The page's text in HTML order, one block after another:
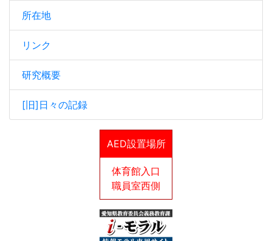
所在地
リンク
研究概要
[旧]日々の記録
AED設置場所
体育館入口
職員室西側